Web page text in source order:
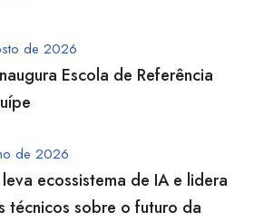
de 2026
Escola de Referência
de 2026
leva ecossistema de IA e lidera
técnicos sobre o futuro da